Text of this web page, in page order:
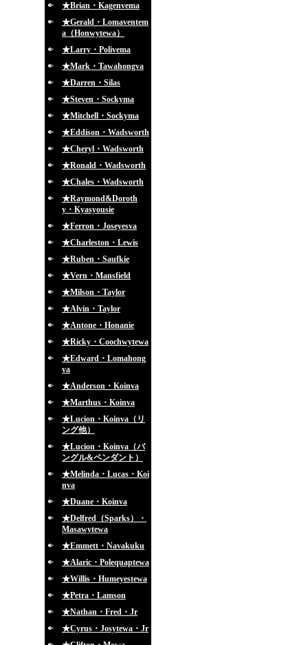
★Brian・Kagenvema
★Gerald・Lomaventem
a（Honwytewa）
★Larry・Polivema
★Mark・Tawahongva
★Darren・Silas
★Steven・Sockyma
★Mitchell・Sockyma
★Eddison・Wadsworth
★Cheryl・Wadsworth
★Ronald・Wadsworth
★Chales・Wadsworth
★Raymond&Doroth
y・Kyasyousie
★Ferron・Joseyesva
★Charleston・Lewis
★Ruben・Saufkie
★Vern・Mansfield
★Milson・Taylor
★Alvin・Taylor
★Antone・Honanie
★Ricky・Coochwytewa
★Edward・Lomahong
va
★Anderson・Koinva
★Marthus・Koinva
★Lucion・Koinva（リ
ング他）
★Lucion・Koinva（バ
ングル&ペンダント）
★Melinda・Lucas・Koi
nva
★Duane・Koinva
★Delfred（Sparks）・
Masawytewa
★Emmett・Navakuku
★Alaric・Polequaptewa
★Willis・Humeyestewa
★Petra・Lamson
★Nathan・Fred・Jr
★Cyrus・Josytewa・Jr